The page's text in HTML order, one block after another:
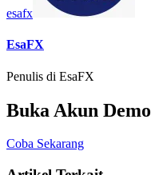
esafx
EsaFX
Penulis di EsaFX
Buka Akun Demo
Coba Sekarang